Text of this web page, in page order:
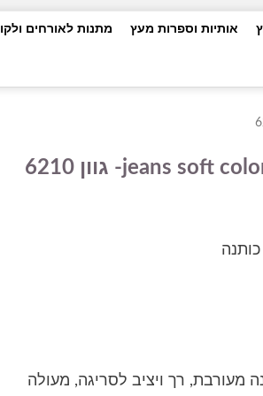
אותיות וספרות מעץ מתנות לאורחים
מעורבת, רך ויציב לסריגה, מעולה